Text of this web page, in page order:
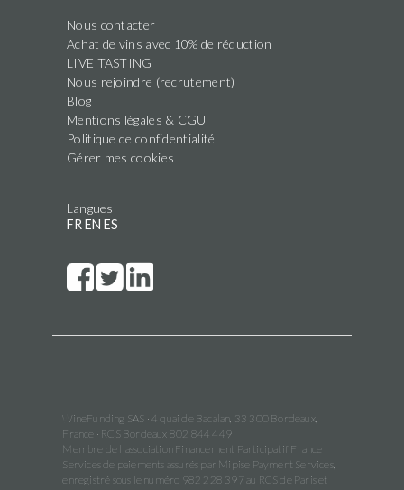
Nous contacter
Achat de vins avec 10% de réduction
LIVE TASTING
Nous rejoindre (recrutement)
Blog
Mentions légales & CGU
Politique de confidentialité
Gérer mes cookies
Langues
FR EN ES
WineFunding SAS · 4 quai de Bacalan, 33 300 Bordeaux,
France · RCS Bordeaux 802 844 449
Membre de l'association Financement Participatif France
Services de paiements assurés par Mipise Payment Services,
enregistré sous le numéro 982 228 397 au RCS de Paris et